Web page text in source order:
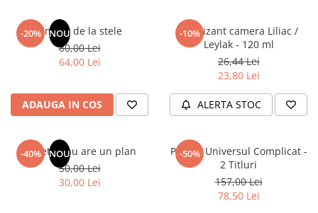
Accesorii Arhivare
Instrumente de scris
Organizare si Arhivare
Articole scolare
Arta
Caiete si Carnetele scolare
-20% NOU
Un dar de la stele
80,00 Lei
64,00 Lei
ADAUGA IN COS
-10%
Odorizant camera Liliac /
Leylak - 120 ml
26,44 Lei
23,80 Lei
ALERTA STOC
-40% NOU
Sufletul tau are un plan
50,00 Lei
30,00 Lei
-50%
Pachet Universul Complicat -
2 Titluri
157,00 Lei
78,50 Lei